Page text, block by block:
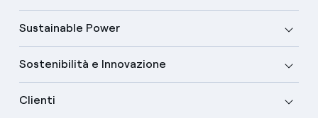
Sustainable Power
Sostenibilità e Innovazione
Clienti